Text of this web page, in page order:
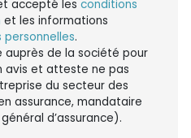
accepté les conditions
et les informations
personnelles.
de la société pour
avis et atteste ne pas
du secteur des
assurance, mandataire
d’assurance).